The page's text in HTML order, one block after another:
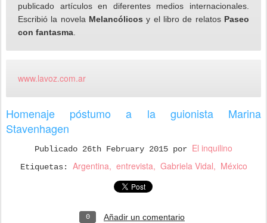
publicado artículos en diferentes medios internacionales.
Escribió la novela Melancólicos y el libro de relatos Paseo
con fantasma
www.lavoz.com.ar
Homenaje póstumo a la guionista Marina
Stavenhagen
Publicado 26th February 2015 por El inquilino
Etiquetas: Argentina entrevista Gabriela Vidal México
0 Añadir un comentario